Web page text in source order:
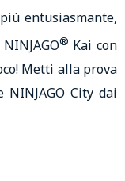
entusiasmante,
NINJAGO® Kai con
Metti alla prova
City dai